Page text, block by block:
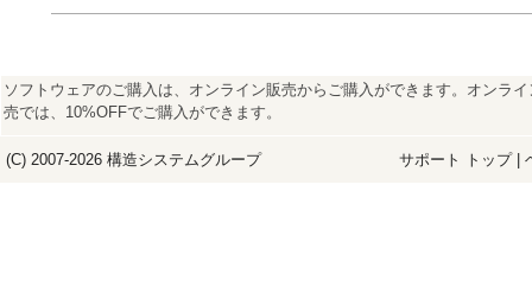
ソフトウェアのご購入は、オンライン販売からご購入ができます。オンライ
売では、10%OFFでご購入ができます。
(C) 2007-2026 構造システムグループ サポート トップ|